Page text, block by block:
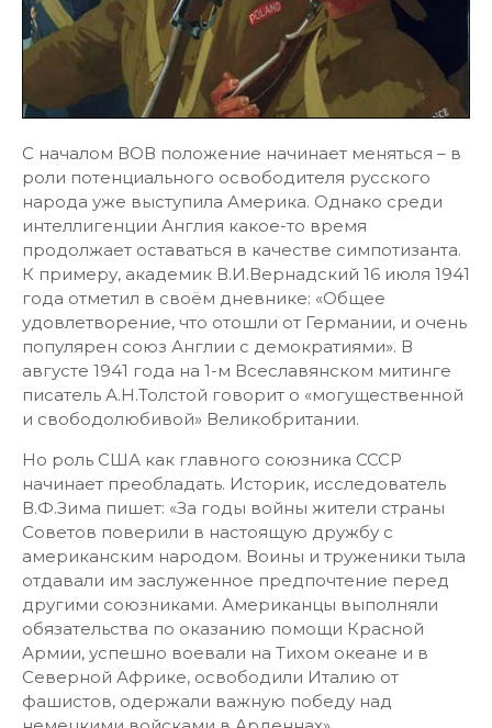
С началом ВОВ положение начинает меняться – в
роли потенциального освободителя русского
народа уже выступила Америка. Однако среди
интеллигенции Англия какое-то время
продолжает оставаться в качестве симпотизанта.
К примеру, академик В.И.Вернадский 16 июля 1941
года отметил в своём дневнике: «Общее
удовлетворение, что отошли от Германии, и очень
популярен союз Англии с демократиями». В
августе 1941 года на 1-м Всеславянском митинге
писатель А.Н.Толстой говорит о «могущественной
и свободолюбивой» Великобритании.
Но роль США как главного союзника СССР
начинает преобладать. Историк, исследователь
В.Ф.Зима пишет: «За годы войны жители страны
Советов поверили в настоящую дружбу с
американским народом. Воины и труженики тыла
отдавали им заслуженное предпочтение перед
другими союзниками. Американцы выполняли
обязательства по оказанию помощи Красной
Армии, успешно воевали на Тихом океане и в
Северной Африке, освободили Италию от
фашистов, одержали важную победу над